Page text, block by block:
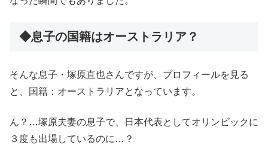
◆息子の国籍はオーストラリア？
そんな息子・塚原直也さんですが、プロフィールを見る
と、国籍：オーストラリアとなっています。
ん？…塚原夫妻の息子で、日本代表としてオリンピックに
３度も出場しているのに…？